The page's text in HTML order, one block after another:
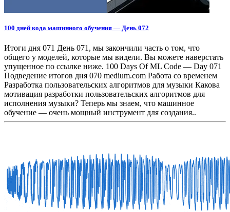
100 дней кода машинного обучения — День 072
Итоги дня 071 День 071, мы закончили часть о том, что
общего у моделей, которые мы видели. Вы можете наверстать
упущенное по ссылке ниже. 100 Days Of ML Code — Day 071
Подведение итогов дня 070 medium.com Работа со временем
Разработка пользовательских алгоритмов для музыки Какова
мотивация разработки пользовательских алгоритмов для
исполнения музыки? Теперь мы знаем, что машинное
обучение — очень мощный инструмент для создания..